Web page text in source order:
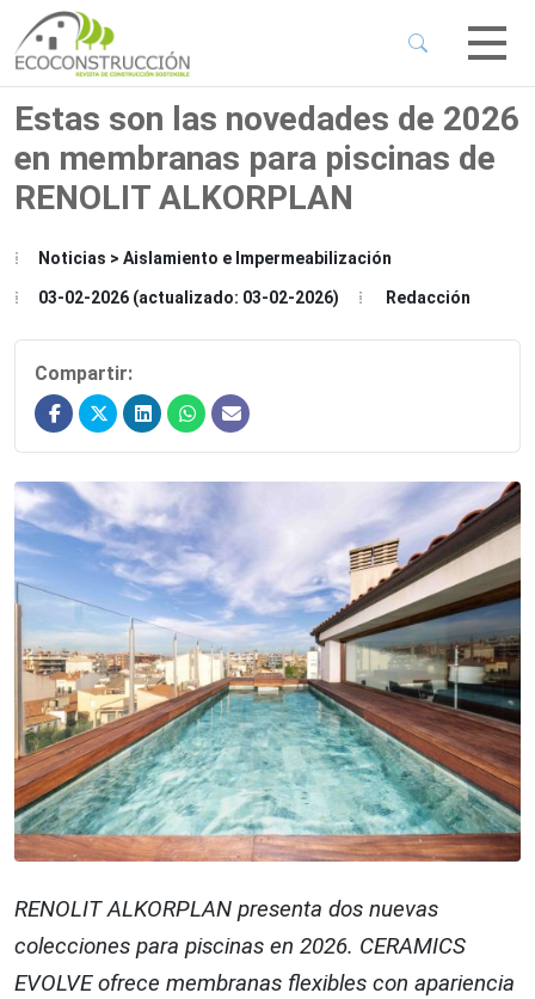
Menu
Menu
Estas son las novedades de 2026
en membranas para piscinas de
RENOLIT ALKORPLAN
Noticias > Aislamiento e Impermeabilización
03-02-2026 (actualizado: 03-02-2026) Redacción
Compartir:
RENOLIT ALKORPLAN presenta dos nuevas
colecciones para piscinas en 2026. CERAMICS
EVOLVE ofrece membranas flexibles con apariencia